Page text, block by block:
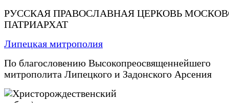
РУССКАЯ ПРАВОСЛАВНАЯ ЦЕРКОВЬ
ПАТРИАРХАТ
Липецкая митрополия
По благословению Высокопреосвященнейшего
митрополита Липецкого и Задонского Арсения